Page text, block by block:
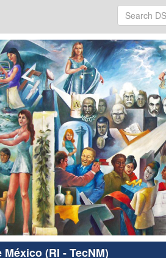
(RI - TecNM)